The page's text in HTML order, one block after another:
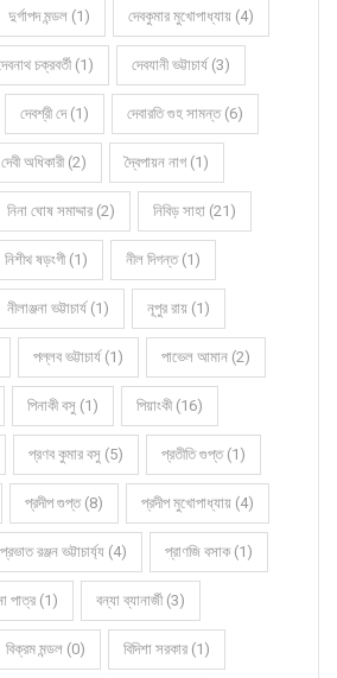
দুর্গাপদ মন্ডল (1) দেবকুমার মুখোপাধ্যায় (4)
চক্রবর্তী (1) দেবযানী ভট্টাচার্য (3)
দেবশ্রী দে (1) দেবারতি গুহ সামন্ত (6)
দেবী অধিকারী (2) দ্বৈপায়ন নাগ (1)
নিনা ঘোষ সমাদ্দার (2) নিবিড় সাহা (21)
নিশীথ ষড়ংগী (1) নীল দিগন্ত (1)
নীলাঞ্জনা ভট্টাচার্য (1) নূপুর রায় (1)
পল্লব ভট্টাচার্য (1) পাভেল আমান (2)
পিনাকী বসু (1) পিয়াংকী (16)
প্রণব কুমার বসু (5) প্রতীতি গুপ্ত (1)
প্রদীপ গুপ্ত (8) প্রদীপ মুখোপাধ্যায় (4)
প্রভাত রঞ্জন ভট্টাচার্য্য (4) প্রাণজি বসাক (1)
পাত্র (1) বন্যা ব্যানার্জী (3)
বিক্রম মন্ডল (0) বিদিশা সরকার (1)